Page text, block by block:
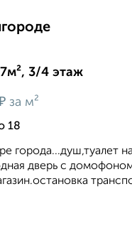
3/4 этаж
за м²
18
города...душ,туалет
дверь с